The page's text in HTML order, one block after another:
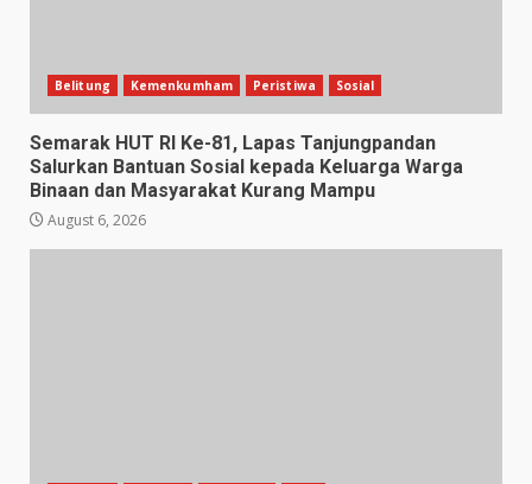
Belitung Kemenkumham Peristiwa Sosial
Semarak HUT RI Ke-81, Lapas Tanjungpandan
Salurkan Bantuan Sosial kepada Keluarga Warga
Binaan dan Masyarakat Kurang Mampu
August 6, 2026